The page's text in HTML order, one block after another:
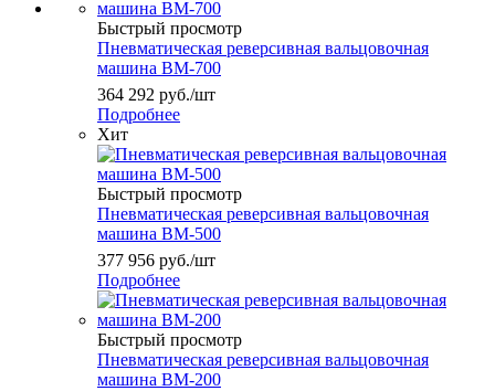
Быстрый просмотр
Пневматическая реверсивная вальцовочная
машина ВМ-700
364 292 руб./шт
Подробнее
Хит
Быстрый просмотр
Пневматическая реверсивная вальцовочная
машина ВМ-500
377 956 руб./шт
Подробнее
Быстрый просмотр
Пневматическая реверсивная вальцовочная
машина ВМ-200